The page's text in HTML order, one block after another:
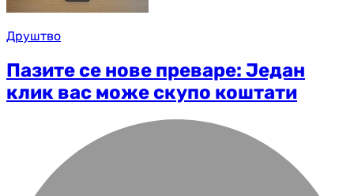
Друштво
Пазите се нове преваре: Један
клик вас може скупо коштати